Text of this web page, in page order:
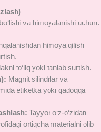
va himoyalanishi uchun:
himoya qilish
to‘liq yoki tanlab surtish.
Magnit silindrlar va
etiketka yoki qadoqqa
Tayyor o‘z-o‘zidan
ortiqcha materialni olib